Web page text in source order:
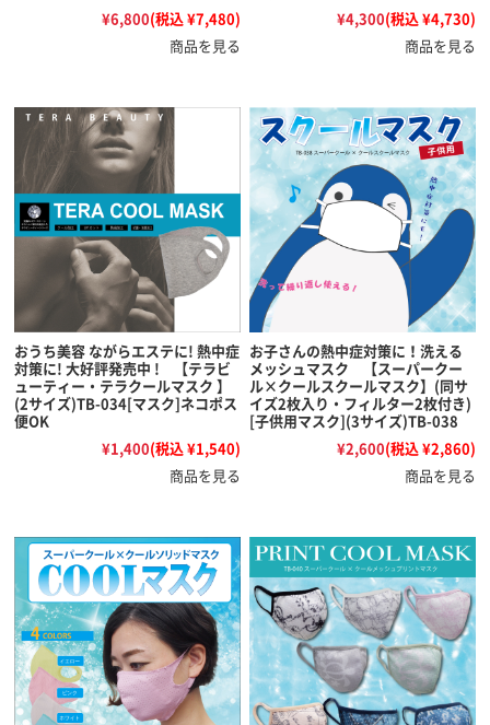
¥6,800(税込 ¥7,480)
商品を見る
¥4,300(税込 ¥4,730)
商品を見る
おうち美容 ながらエステに! 熱中症
対策に! 大好評発売中 ! 【テラビ
ューティー・テラクールマスク 】
(2サイズ)TB-034[マスク]ネコポス
便OK
¥1,400(税込 ¥1,540)
商品を見る
お子さんの熱中症対策に！洗える
メッシュマスク 【スーパークー
ル×クールスクールマスク】(同サ
イズ2枚入り・フィルター2枚付き)
[子供用マスク](3サイズ)TB-038
¥2,600(税込 ¥2,860)
商品を見る